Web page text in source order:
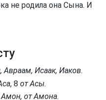
не родила она Сына. И
Авраам, Исаак, Иаков.
, 8 от Асы.
Амон, от Амона.